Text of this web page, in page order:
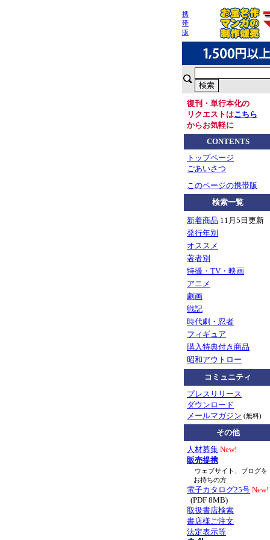
携
帯
版
復刊・単行本化の
リクエストはこちら
からお気軽に
CONTENTS
トップページ
ごあいさつ
このページの携帯版
検索一覧
新着商品 11月5日更新
発行年別
オススメ
著者別
特撮・TV・映画
アニメ
劇画
戦記
時代劇・忍者
フィギュア
購入特典付き商品
昭和アウトロー
コミュニティ
プレスリリース
ダウンロード
メールマガジン (無料)
その他
人材募集 New!
販売提携
ウェブサイト、ブログを
お持ちの方
電子カタログ25号 New!
(PDF 8MB)
取扱書店検索
書店様ご注文
法定表示等